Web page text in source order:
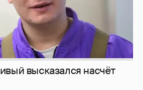
высказался насчёт